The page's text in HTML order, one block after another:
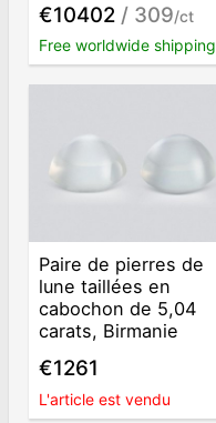
€10402 / 309/ct
Free worldwide shipping
Paire de pierres de
lune taillées en
cabochon de 5,04
carats, Birmanie
€1261
L'article est vendu